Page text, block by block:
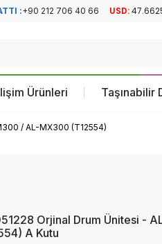
:+90 212 706 40 66
Ürünleri Taşınabilir
/ AL-MX300 (T12554)
Orjinal Drum Ünitesi -
A Kutu